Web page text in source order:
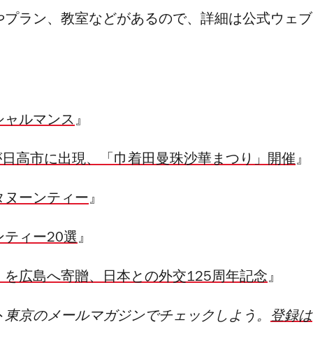
ラン、教室などがあるので、詳細は公式ウェブ
ャルマンス』
高市に出現、「巾着田曼珠沙華まつり」開催』
ヌーンティー』
ティー20選』
広島へ寄贈、日本との外交125周年記念』
京のメールマガジンでチェックし よう。 登録は